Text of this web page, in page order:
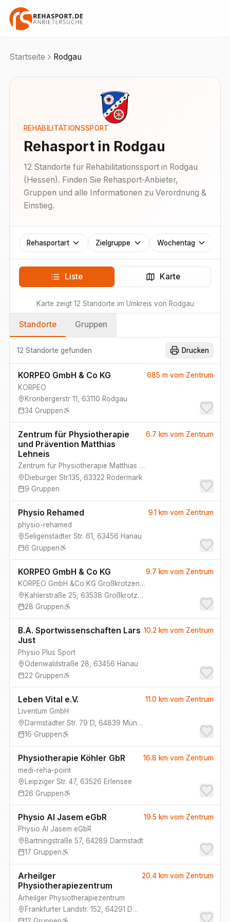
Startseite Rodgau
REHABILITATIONSSPORT
Rehasport in Rodgau
12 Standorte für Rehabilitationssport in Rodgau
(Hessen). Finden Sie Rehasport-Anbieter,
Gruppen und alle Informationen zu Verordnung &
Einstieg.
Rehasportart Zielgruppe Wochentag
Liste Karte
Karte zeigt 12 Standorte im Umkreis von Rodgau
Standorte Gruppen
12 Standorte gefunden Drucken
KORPEO GmbH & Co KG
KORPEO
Kronbergerstr 11
63110 Rodgau
34 Gruppen
685 mvom Zentrum
Zentrum für Physiotherapie
und Prävention Matthias
Lehneis
Zentrum für Physiotherapie Matthias Lehneis
Dieburger Str.135
63322 Rödermark
9 Gruppen
6.7 kmvom Zentrum
Physio Rehamed
physio-rehamed
Seligenstädter Str. 61
63456 Hanau
6 Gruppen
9.1 kmvom Zentrum
KORPEO GmbH & Co KG
KORPEO GmbH &Co KG Großkrotzenburg
Kahlerstraße 25
63538 Großkrotzenburg
28 Gruppen
9.7 kmvom Zentrum
B.A. Sportwissenschaften Lars
Just
Physio Plus Sport
Odenwaldstraße 28
63456 Hanau
22 Gruppen
10.2 kmvom Zentrum
Leben Vital e.V.
Liventum GmbH
Darmstädter Str. 79 D 64839 Münster
16 Gruppen
11.0 kmvom Zentrum
Physiotherapie Köhler GbR
medi-reha-point
Leipziger Str. 47, 63526 Erlensee
26 Gruppen
16.8 kmvom Zentrum
Physio Al Jasem eGbR
Physio Al Jasem eGbR
Bartningstraße 57, 64289 Darmstadt
17 Gruppen
19.5 kmvom Zentrum
Arheilger
Physiotherapiezentrum
Arheilger Physiotherapiezentrum
Frankfurter Landstr. 152
64291 Darmstadt
20.4 kmvom Zentrum